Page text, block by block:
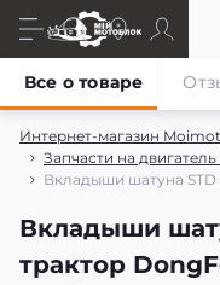
Интернет-магазин
Запчасти на
Вкладыши шатуна STD
Вкладыши
трактор
Все о товаре